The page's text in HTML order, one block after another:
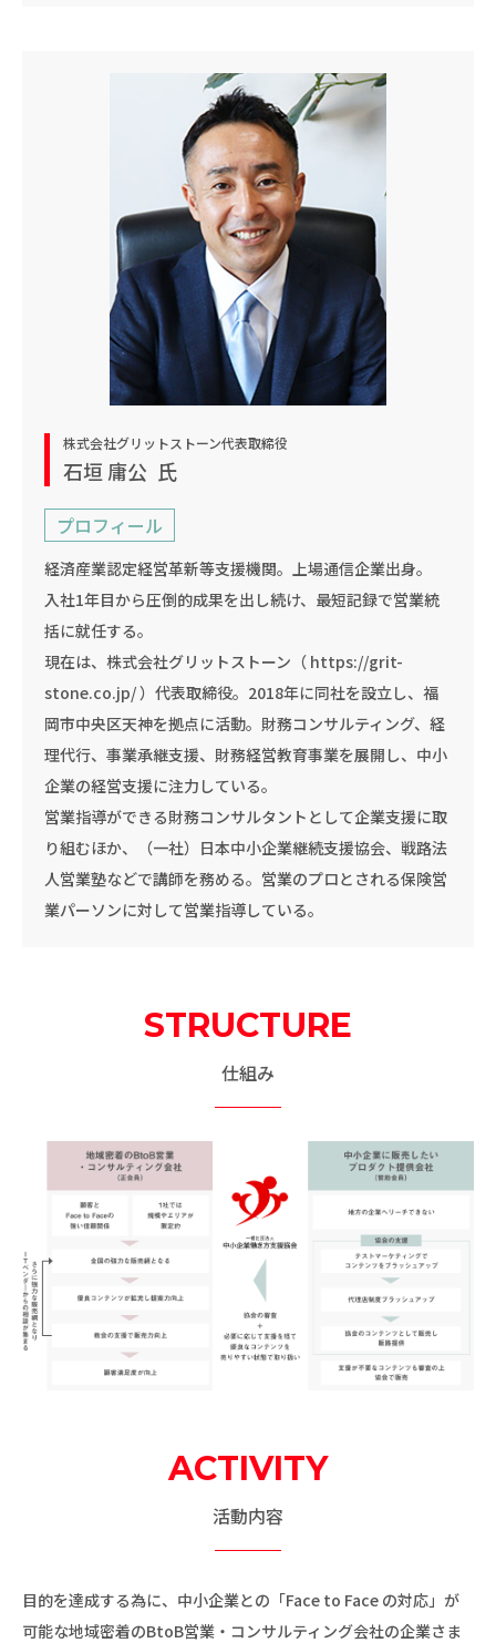
株式会社グリットストーン代表取締役
石垣 庸公 氏
プロフィール
経済産業認定経営革新等支援機関。上場通信企業出身。
入社1年目から圧倒的成果を出し続け、最短記録で営業統
括に就任する。
現在は、株式会社グリットストーン（ https://grit-
stone.co.jp/ ）代表取締役。2018年に同社を設立し、福
岡市中央区天神を拠点に活動。財務コンサルティング、経
理代行、事業承継支援、財務経営教育事業を展開し、中小
企業の経営支援に注力している。
営業指導ができる財務コンサルタントとして企業支援に取
り組むほか、（一社）日本中小企業継続支援協会、戦路法
人営業塾などで講師を務める。営業のプロとされる保険営
業パーソンに対して営業指導している。
STRUCTURE
仕組み
ACTIVITY
活動内容
目的を達成する為に、中小企業との「Face to Face の対応」が
可能な地域密着のBtoB営業・コンサルティング会社の企業さま